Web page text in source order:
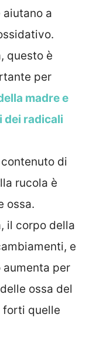
a
questo è
per
madre e
dei radicali
di
rucola è
ossa.
il corpo della
e
per
ossa del
forti quelle